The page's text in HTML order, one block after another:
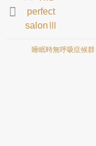
お問合せ
睡眠時無呼吸症候